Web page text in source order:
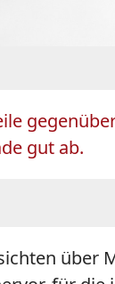
gut ab.
über